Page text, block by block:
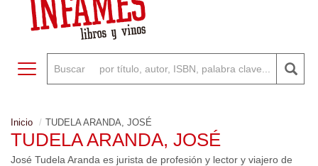
Toggle navigation
Inicio TUDELA ARANDA, JOSÉ
TUDELA ARANDA, JOSÉ
José Tudela Aranda es jurista de profesión y lector y viajero de